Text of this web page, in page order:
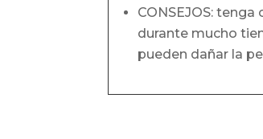
CONSEJOS:
durante mucho
pueden dañar la